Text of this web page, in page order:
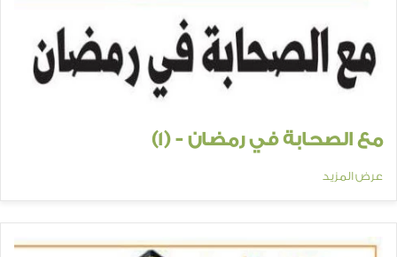
مع الصحابة في رمضان - (1)
عرض المزيد